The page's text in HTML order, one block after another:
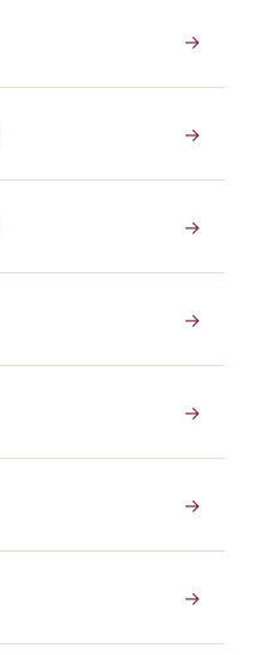
→
→
→
→
→
→
→